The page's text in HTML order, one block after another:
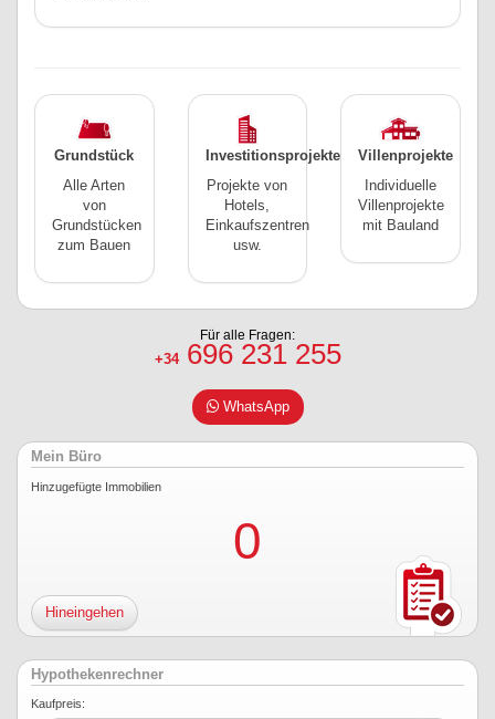
Grundstück
Alle Arten
von
Grundstücken
zum Bauen
Investitionsprojekte
Projekte von
Hotels,
Einkaufszentren
usw.
Villenprojekte
Individuelle
Villenprojekte
mit Bauland
Für alle Fragen:
+34696 231 255
WhatsApp
Mein Büro
Hinzugefügte Immobilien
0
Hineingehen
Hypothekenrechner
Kaufpreis: